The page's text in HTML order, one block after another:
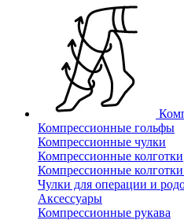
Компрессионные гольфы
Компрессионные чулки
Компрессионные колготки
Компрессионные
Чулки для операции и
Аксессуары
Компрессионные рукава